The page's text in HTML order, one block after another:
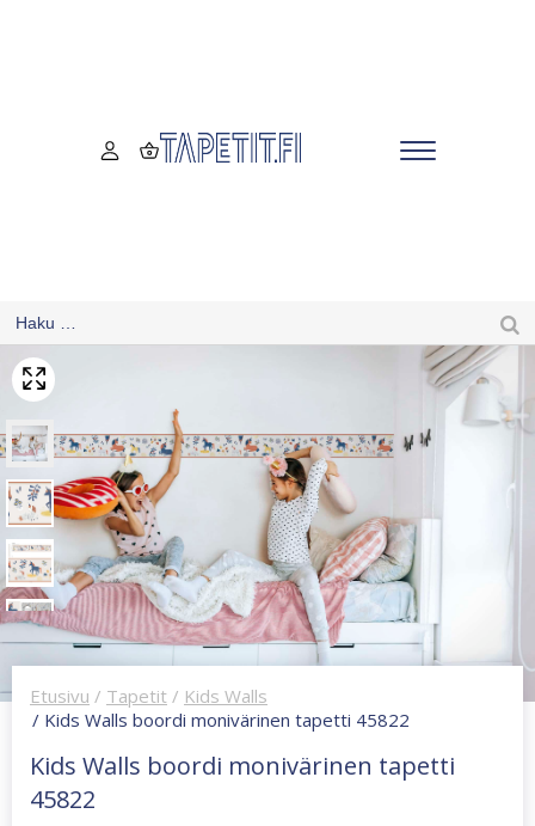
Etusivu / Tapetit / Kids Walls
/ Kids Walls boordi monivärinen tapetti 45822
Kids Walls boordi monivärinen tapetti
45822